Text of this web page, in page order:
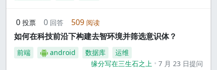
0 投票 0 回答 509 阅读
如何在科技前沿下构建去智环境并筛选意识体？
前端 android 数据库
运维
缘分写在三生石之上
7 月 23 日提问